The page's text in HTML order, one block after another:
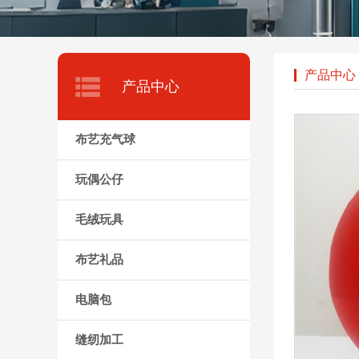
产品中心
布艺充气球
玩偶公仔
毛绒玩具
布艺礼品
电脑包
缝纫加工
产品中心